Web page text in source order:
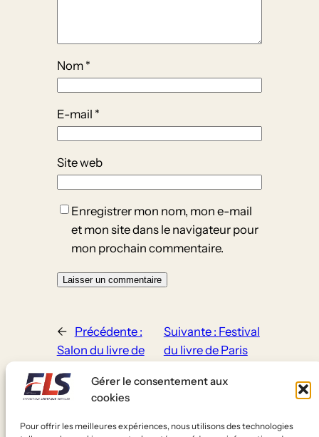
Gérer le consentement aux
cookies
Pour offrir les meilleures expériences, nous utilisons des technologies
Nom *
E-mail *
Site web
Enregistrer mon nom, mon e-mail
et mon site dans le navigateur pour
mon prochain commentaire.
←
Précédente :
Salon du livre de
Suivante : Festival
du livre de Paris